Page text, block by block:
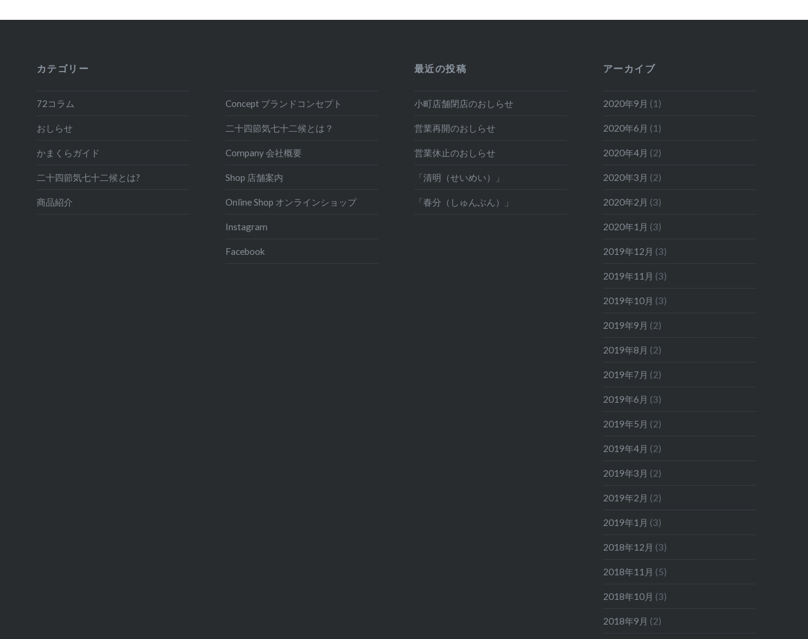
カテゴリー
72コラム
おしらせ
かまくらガイド
二十四節気七十二候とは?
商品紹介
Concept ブランドコンセプト
二十四節気七十二候とは？
Company 会社概要
Shop 店舗案内
Online Shop オンラインショップ
Instagram
Facebook
最近の投稿
小町店舗閉店のおしらせ
営業再開のおしらせ
営業休止のおしらせ
「清明（せいめい）」
「春分（しゅんぶん）」
アーカイブ
2020年9月 (1)
2020年6月 (1)
2020年4月 (2)
2020年3月 (2)
2020年2月 (3)
2020年1月 (3)
2019年12月 (3)
2019年11月 (3)
2019年10月 (3)
2019年9月 (2)
2019年8月 (2)
2019年7月 (2)
2019年6月 (3)
2019年5月 (2)
2019年4月 (2)
2019年3月 (2)
2019年2月 (2)
2019年1月 (3)
2018年12月 (3)
2018年11月 (5)
2018年10月 (3)
2018年9月 (2)